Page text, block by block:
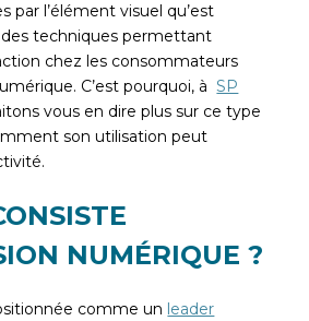
par l’élément visuel qu’est
des techniques permettant
chez les consommateurs
C’est pourquoi, àSP
vous en dire plus sur ce type
son utilisation peut
NUMÉRIQUE ?
comme un leader